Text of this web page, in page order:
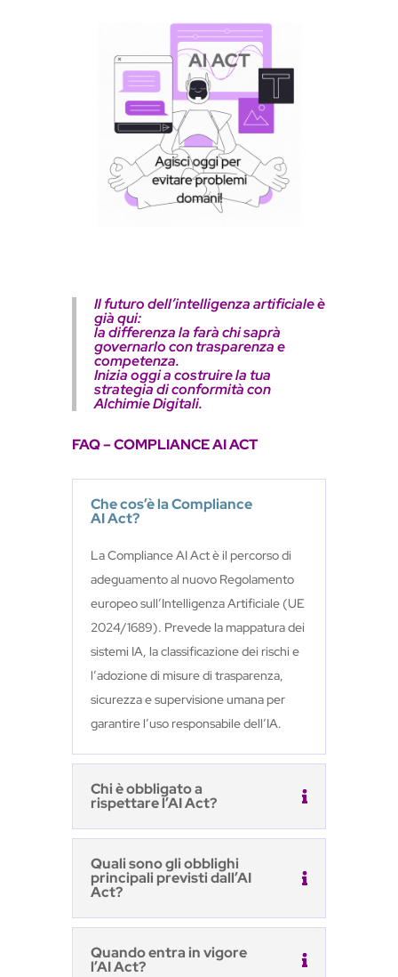
Il futuro dell’intelligenza artificiale è
già qui:
la differenza la farà chi saprà
governarlo con trasparenza e
competenza.
Inizia oggi a costruire la tua
strategia di conformità con
Alchimie Digitali.
FAQ – COMPLIANCE AI ACT
Che cos’è la Compliance
AI Act?
La Compliance AI Act è il percorso di
adeguamento al nuovo Regolamento
europeo sull’Intelligenza Artificiale (UE
2024/1689). Prevede la mappatura dei
sistemi IA, la classificazione dei rischi e
l’adozione di misure di trasparenza,
sicurezza e supervisione umana per
garantire l’uso responsabile dell’IA.
Chi è obbligato a
rispettare l’AI Act?
Quali sono gli obblighi
principali previsti dall’AI
Act?
Quando entra in vigore
l’AI Act?